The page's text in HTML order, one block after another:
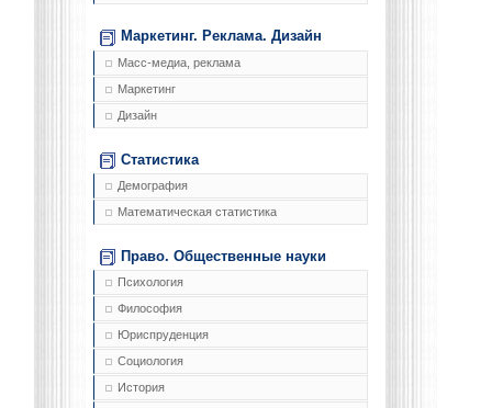
Маркетинг. Реклама. Дизайн
Масс-медиа, реклама
Маркетинг
Дизайн
Статистика
Демография
Математическая статистика
Право. Общественные науки
Психология
Философия
Юриспруденция
Социология
История